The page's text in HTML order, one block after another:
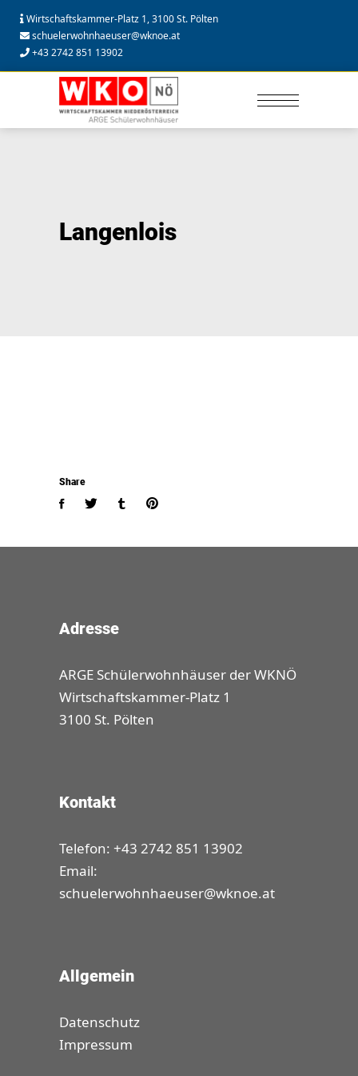
Wirtschaftskammer-Platz 1, 3100 St. Pölten
schuelerwohnhaeuser@wknoe.at
+43 2742 851 13902
Langenlois
Share
Adresse
ARGE Schülerwohnhäuser der WKNÖ
Wirtschaftskammer-Platz 1
3100 St. Pölten
Kontakt
Telefon: +43 2742 851 13902
Email:
schuelerwohnhaeuser@wknoe.at
Allgemein
Datenschutz
Impressum